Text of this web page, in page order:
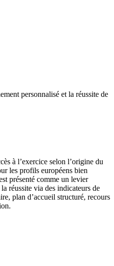
personnalisé et la réussite de
à l’exercice selon l’origine du
les profils européens bien
présenté comme un levier
réussite via des indicateurs de
plan d’accueil structuré, recours